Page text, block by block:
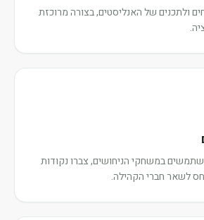
ולתכנים של האנליסטים, בצורה מרוכזת
במשחקי הניחושים, צברו נקודות
לשאר חברי הקהילה.